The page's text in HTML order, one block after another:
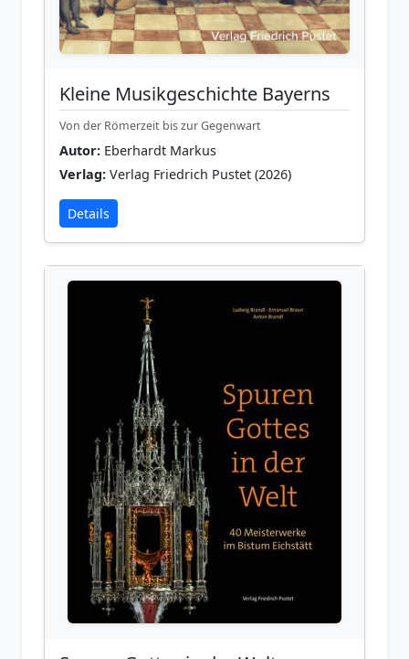
Kleine Musikgeschichte Bayerns
Von der Römerzeit bis zur Gegenwart
Autor: Eberhardt Markus
Verlag: Verlag Friedrich Pustet (2026)
Details